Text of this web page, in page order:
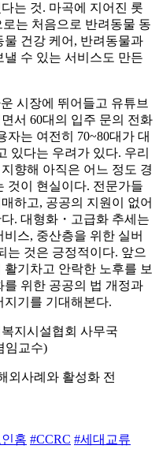
는 것. 마곡에 지어진 롯
는 처음으로 반려동물 동
건강 케어, 반려동물과
수 있는 서비스도 만든
시장에 뛰어들고 유튜브
서 60대의 입주 문의 전화
는 여전히 70~80대가 대
있다는 우려가 있다. 우리
향해 아직은 어느 정도 경
것이 현실이다. 전문가들
하고, 공공의 지원이 없어
. 대형화・고급화 추세는
스, 중산층을 위한 실버
는 것은 긍정적이다. 앞으
기차고 안락한 노후를 보
위한 공공의 법 개정과
지기를 기대해본다.
지시설협회 사무국
임교수)
외사례와 활성화 전
홈 #CCRC #세대교류